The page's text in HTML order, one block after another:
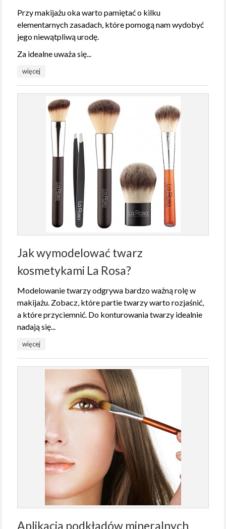
Przy makijażu oka warto pamiętać o kilku
elementarnych zasadach, które pomogą nam wydobyć
jego niewątpliwą urodę.
Za idealne uważa się...
więcej
Jak wymodelować twarz
kosmetykami La Rosa?
Modelowanie twarzy odgrywa bardzo ważną rolę w
makijażu. Zobacz, które partie twarzy warto rozjaśnić,
a które przyciemnić. Do konturowania twarzy idealnie
nadają się...
więcej
Aplikacja podkładów mineralnych